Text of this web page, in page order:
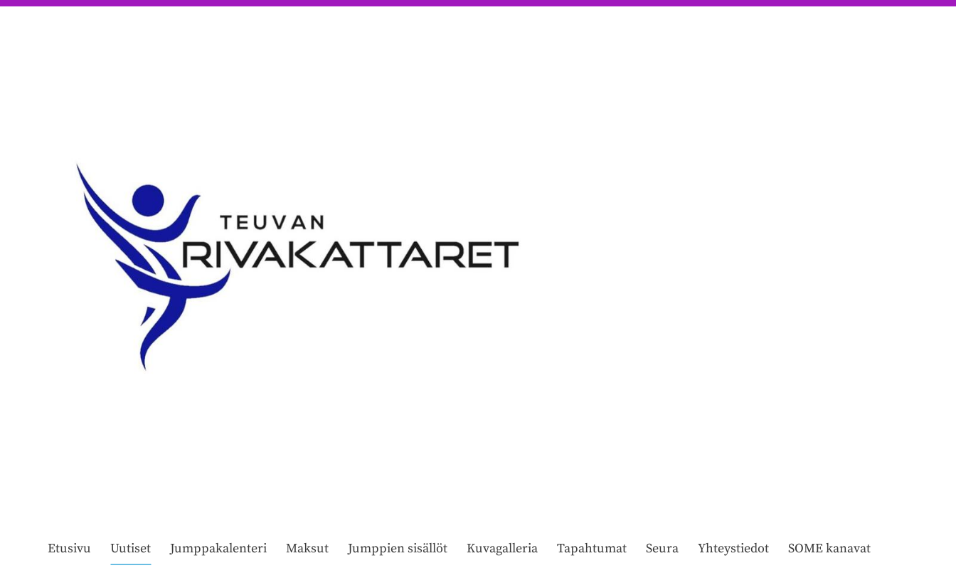
Teuvan Rivakattaret ry
Etusivu Uutiset Jumppakalenteri Maksut Jumppien sisällöt Kuvagalleria Tapahtumat Seura Yhteystiedot SOME kanavat